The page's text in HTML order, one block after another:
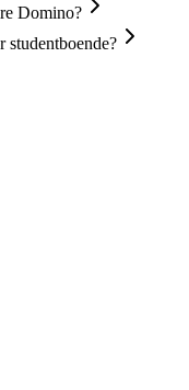
Domino?
studentboende?